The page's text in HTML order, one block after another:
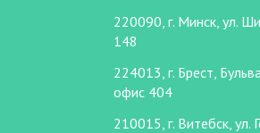
220090, г. Минск, ул.
148
224013, г. Брест,
офис 404
210015, г. Витебск, ул.